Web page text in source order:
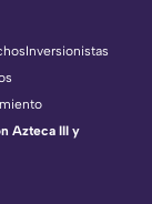
Inversionistas
Azteca III y